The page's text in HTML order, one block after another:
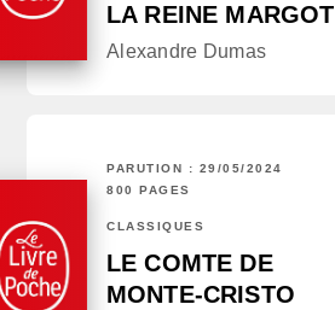
LA REINE MARGOT
Alexandre Dumas
PARUTION : 29/05/2024
800 PAGES
CLASSIQUES
LE COMTE DE
MONTE-CRISTO